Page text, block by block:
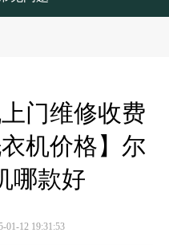
门维修收费
机价格】尔
哪款好
01-12 19:31:53